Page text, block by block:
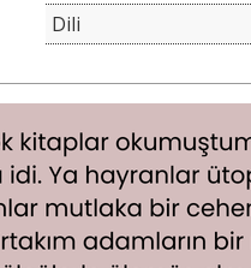
Dili